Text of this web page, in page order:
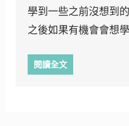
學到一些之前沒想到
之後如果有機會會想
閱讀全文